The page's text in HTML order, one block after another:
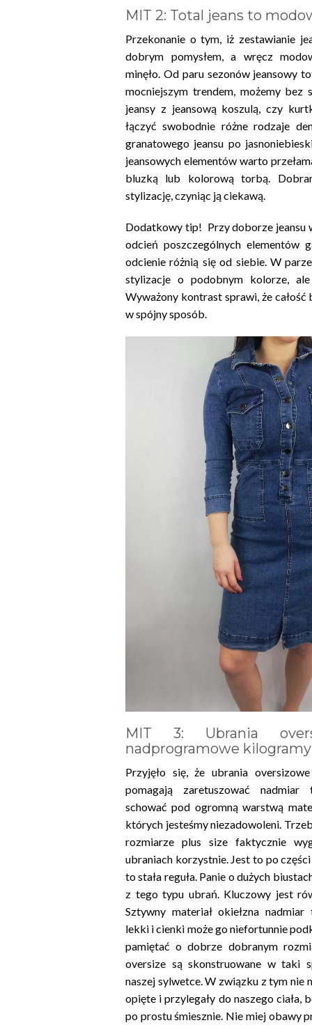
MIT 2: Total jeans to
Przekonanie o tym, iż zestawianie
dobrym pomysłem, a wręcz
minęło. Od paru sezonów jeansowy
mocniejszym trendem, możemy bez
jeansy z jeansową koszulą, czy
łączyć swobodnie różne rodzaje
granatowego jeansu po
jeansowych elementów warto
bluzką lub kolorową torbą.
stylizację, czyniąc ją ciekawą.
Dodatkowy tip! Przy doborze jeansu
odcień poszczególnych elementów
odcienie różnią się od siebie. W
stylizacje o podobnym kolorze, ale
Wyważony kontrast sprawi, że całość
w spójny sposób.
MIT 3: Ubrania
nadprogramowe kilogramy
Przyjęło się, że ubrania
pomagają zaretuszować
schować pod ogromną warstwą
których jesteśmy niezadowoleni.
rozmiarze plus size faktycznie
ubraniach korzystnie. Jest to po
to stała reguła. Panie o dużych
z tego typu ubrań. Kluczowy jest
Sztywny materiał okiełzna nadmiar
lekki i cienki może go niefortunnie
pamiętać o dobrze dobranym
oversize są skonstruowane w taki
naszej sylwetce. W związku z tym nie
opięte i przylegały do naszego ciała,
po prostu śmiesznie. Nie miej obawy